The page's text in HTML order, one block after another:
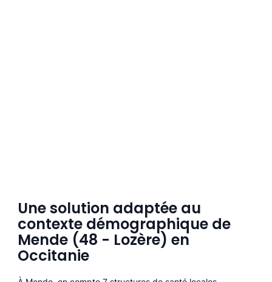
Une solution adaptée au
contexte démographique de
Mende (48 - Lozère) en
Occitanie